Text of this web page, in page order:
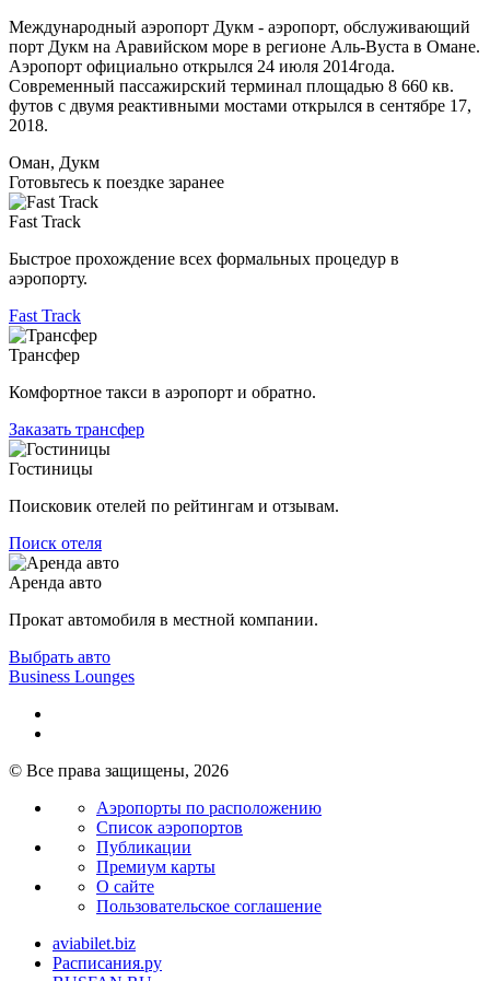
Международный аэропорт Дукм - аэропорт, обслуживающий
порт Дукм на Аравийском море в регионе Аль-Вуста в Омане.
Аэропорт официально открылся 24 июля 2014года.
Современный пассажирский терминал площадью 8 660 кв.
футов с двумя реактивными мостами открылся в сентябре 17,
2018.
Оман, Дукм
Готовьтесь к поездке заранее
Fast Track
Быстрое прохождение всех формальных процедур в
аэропорту.
Fast Track
Трансфер
Комфортное такси в аэропорт и обратно.
Заказать трансфер
Гостиницы
Поисковик отелей по рейтингам и отзывам.
Поиск отеля
Аренда авто
Прокат автомобиля в местной компании.
Выбрать авто
Business Lounges
© Все права защищены, 2026
Аэропорты по расположению
Список аэропортов
Публикации
Премиум карты
О сайте
Пользовательское соглашение
aviabilet.biz
Расписания.ру